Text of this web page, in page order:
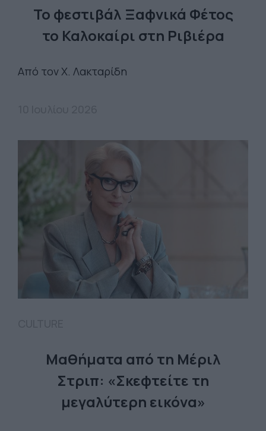
Το φεστιβάλ Ξαφνικά Φέτος
το Καλοκαίρι στη Ριβιέρα
Από τον Χ. Λακταρίδη
Mαθήματα από τη Μέριλ
Στριπ: «Σκεφτείτε τη
μεγαλύτερη εικόνα»